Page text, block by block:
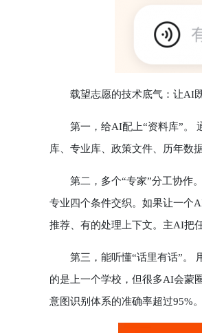
载望志愿的技术底气：让AI既
第一，给AI配上“资料库”。
库、专业库、政策文件、历年数
第二，多个“专家”分工协作。
专业四个条件交织。如果让一个
推荐、有的处理上下文。主AI把
第三，能听懂“话里有话”。 用
的是上一个学校，但很多AI会蒙
意图识别体系的准确率超过95%。